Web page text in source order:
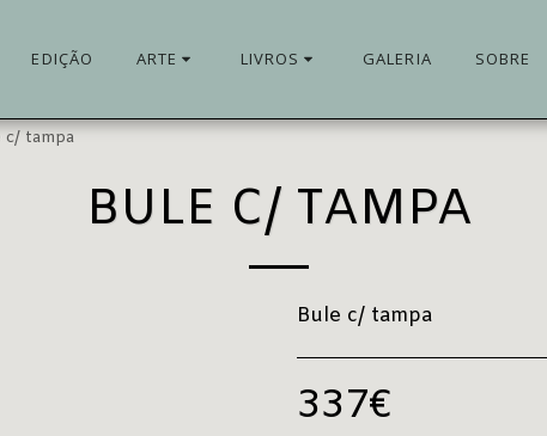
EDIÇÃO ARTE LIVROS GALERIA SOBRE
c/ tampa
BULE C/ TAMPA
Bule c/ tampa
337€